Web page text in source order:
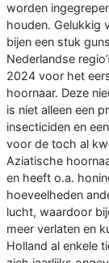
worden
houden. Gelukkig
bijen een stuk
Nederlandse
2024 voor het
hoornaar. Deze
is niet alleen een
insecticiden en
voor de toch al
Aziatische
en heeft o.a.
hoeveelheden
lucht, waardoor
meer verlaten en
Holland al enkele